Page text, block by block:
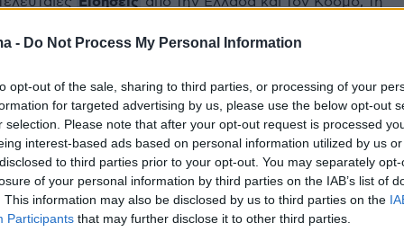
- Do Not Process My Personal Information
opt-out of the sale, sharing to third parties, or processing of your
for targeted advertising by us, please use the below opt-out
selection. Please note that after your opt-out request is processed
interest-based ads based on personal information utilized by us
to third parties prior to your opt-out. You may separately
of your personal information by third parties on the IAB’s list of
This information may also be disclosed by us to third parties on the
Participants that may further disclose it to other third parties.
ΕιδήσειςΔημοφιλή
Κολυμπάδα
Βίκυ Καγιά: Στη Μύκονο με φλοράλ
φόρεμα και την κόρη της
πριν 21 λεπτά